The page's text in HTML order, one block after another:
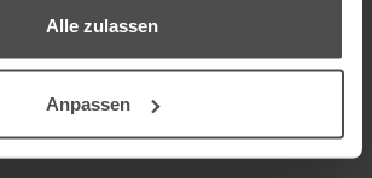
Alle zulassen
Anpassen